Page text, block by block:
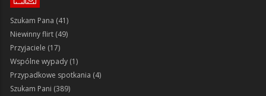
Szukam Pana (41)
Niewinny flirt (49)
Przyjaciele (17)
Wspólne wypady (1)
Przypadkowe spotkania (4)
Szukam Pani (389)